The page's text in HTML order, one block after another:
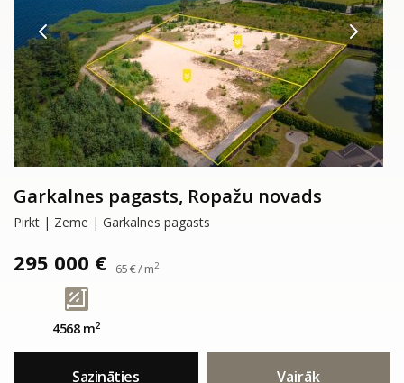
Garkalnes pagasts, Ropažu novads
Pirkt | Zeme | Garkalnes pagasts
295 000 € 65 € / m2
4568 m2
Sazināties Vairāk